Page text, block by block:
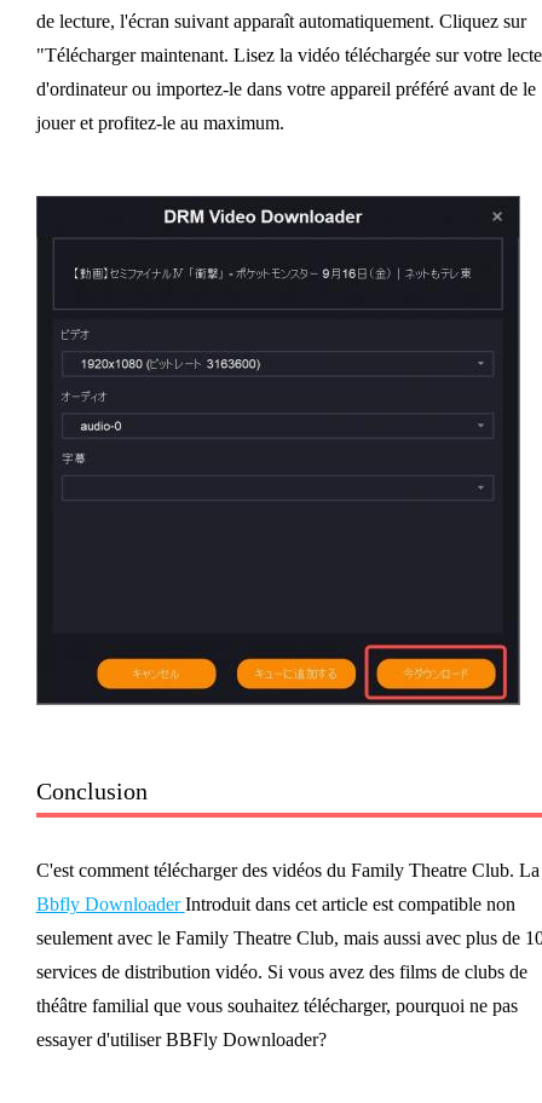
de lecture, l'écran suivant apparaît automatiquement. Cliquez sur
"Télécharger maintenant. Lisez la vidéo téléchargée sur votre
d'ordinateur ou importez-le dans votre appareil préféré avant de le
jouer et profitez-le au maximum.
Conclusion
C'est comment télécharger des vidéos du Family Theatre Club. La
Bbfly DownloaderIntroduit dans cet article est compatible non
seulement avec le Family Theatre Club, mais aussi avec plus de
services de distribution vidéo. Si vous avez des films de clubs de
théâtre familial que vous souhaitez télécharger, pourquoi ne pas
essayer d'utiliser BBFly Downloader?